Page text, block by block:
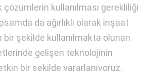
çözümlerin kullanılması gerekliliği
da ağırlıklı olarak inşaat
şekilde kullanılmakta olunan
gelişen teknolojinin
bir şekilde yararlanıyoruz.